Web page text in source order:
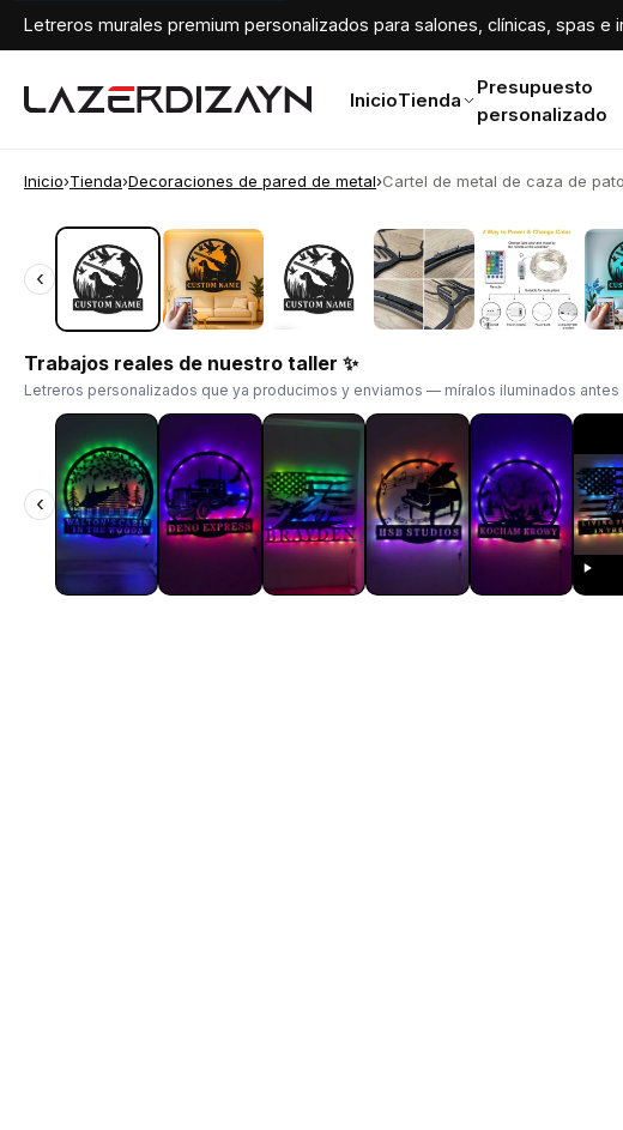
Letreros murales premium personalizados para salones, clínicas, spas e
InicioTienda
Presupuesto
personalizado
Inicio›Tienda›Decoraciones de pared de metal›Cartel de metal de caza de
‹
‹
Trabajos reales de nuestro taller ✨
Letreros personalizados que ya producimos y enviamos — míralos iluminados antes
‹